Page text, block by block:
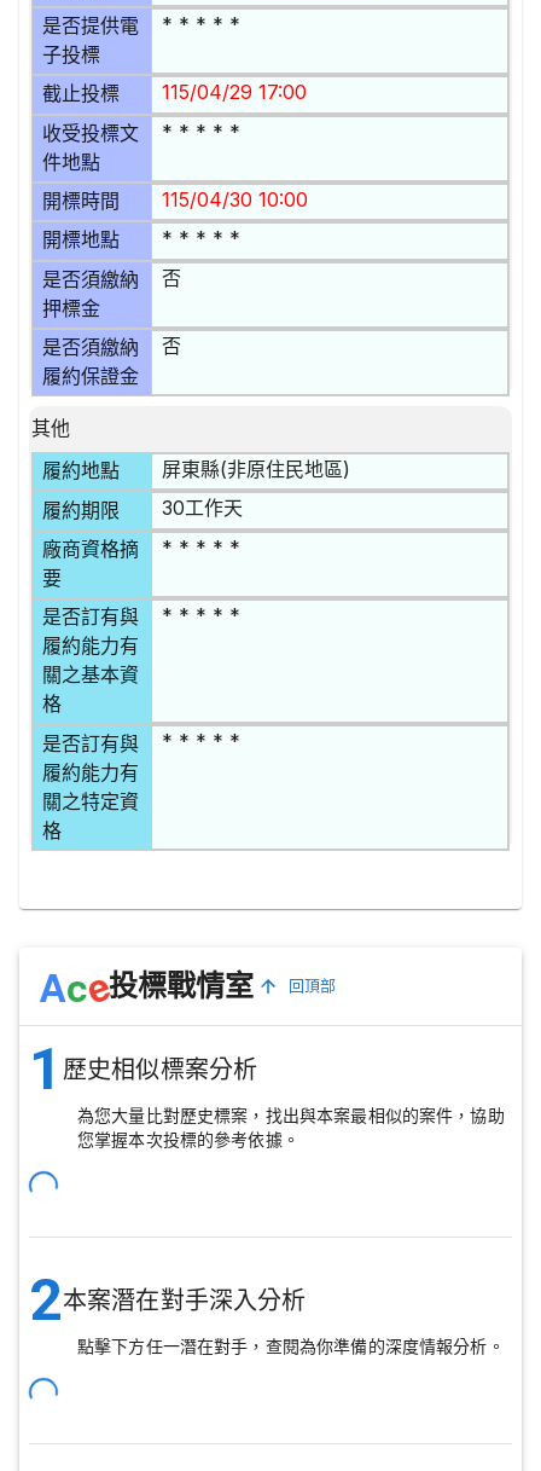
是否提供電
子投標
* * * * *
截止投標 115/04/29 17:00
收受投標文
件地點
* * * * *
開標時間 115/04/30 10:00
開標地點 * * * * *
是否須繳納
押標金
否
是否須繳納
履約保證金
否
其他
履約地點
屏東縣(非原住民地區)
履約期限 30工作天
廠商資格摘
要
* * * * *
是否訂有與
履約能力有
關之基本資
格
* * * * *
是否訂有與
履約能力有
關之特定資
格
* * * * *
Ace投標戰情室 回頂部
1 歷史相似標案分析
為您大量比對歷史標案，找出與本案最相似的案件，協助
您掌握本次投標的參考依據。
2本案潛在對手深入分析
點擊下方任一潛在對手，查閱為你準備的深度情報分析。